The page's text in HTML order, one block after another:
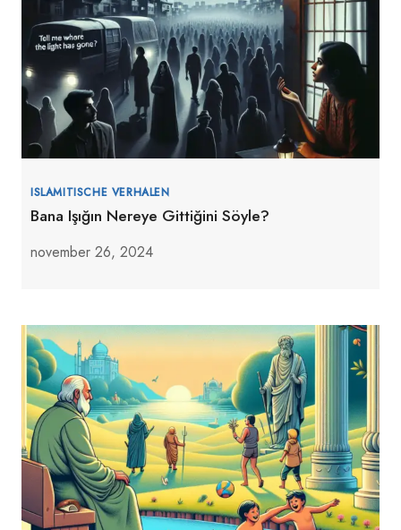
ISLAMITISCHE VERHALEN
Bana Işığın Nereye Gittiğini Söyle?
november 26, 2024